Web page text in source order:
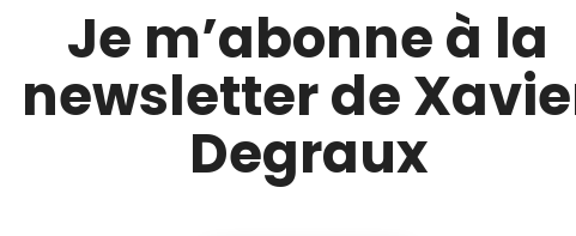
Je m’abonne à la
newsletter de
Degraux